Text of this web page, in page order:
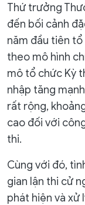
Thứ trưởng
đến bối cảnh
năm đầu tiên
theo mô hình
mô tổ chức Kỳ
nhập tăng
rất rộng,
cao đối với
thi.
Cùng với đó,
gian lận thi cử
phát hiện và xử